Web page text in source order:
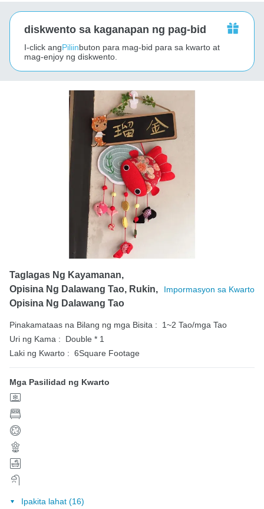
diskwento sa kaganapan ng pag-bid
I-click angPiliinbuton para mag-bid para sa kwarto at
mag-enjoy ng diskwento.
Taglagas Ng Kayamanan,
Opisina Ng Dalawang Tao, Rukin,
Opisina Ng Dalawang Tao
Impormasyon sa Kwarto
Pinakamataas na Bilang ng mga Bisita :
1~2 Tao/mga Tao
Uri ng Kama :
Double * 1
Laki ng Kwarto : 6Square Footage
Mga Pasilidad ng Kwarto
Ipakita lahat (16)